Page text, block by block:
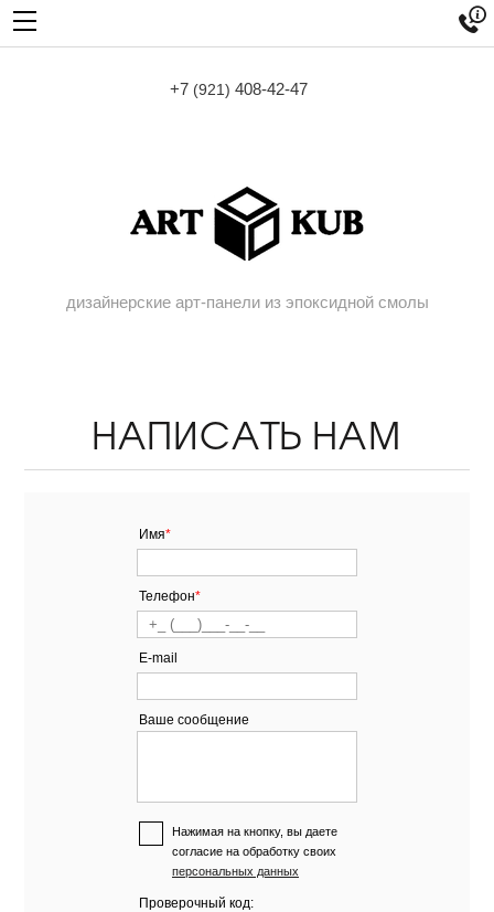
+7 (921) 408-42-47
дизайнерские арт-панели из эпоксидной смолы

НАПИСАТЬ НАМ
Имя*
Телефон*
E-mail
Ваше сообщение
Нажимая на кнопку, вы даете
согласие на обработку своих
персональных данных
Проверочный код: